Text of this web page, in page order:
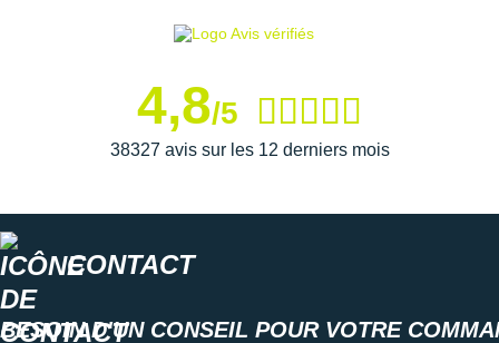
4,8/5
38327 avis sur les 12 derniers mois
CONTACT
BESOIN D'UN CONSEIL POUR VOTRE